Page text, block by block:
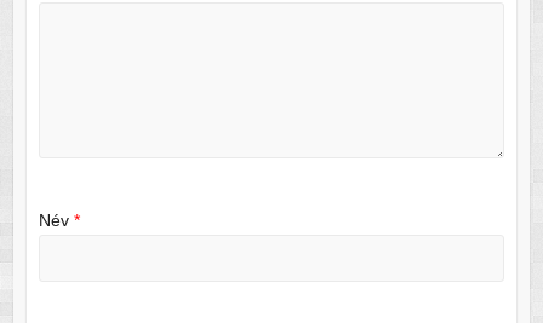
Név *